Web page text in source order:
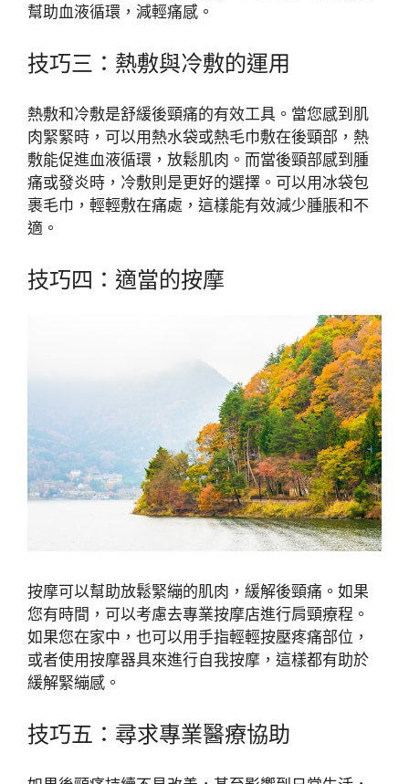
幫助血液循環，減輕痛感。
技巧三：熱敷與冷敷的運用
熱敷和冷敷是舒緩後頸痛的有效工具。當您感到肌
肉緊緊時，可以用熱水袋或熱毛巾敷在後頸部，熱
敷能促進血液循環，放鬆肌肉。而當後頸部感到腫
痛或發炎時，冷敷則是更好的選擇。可以用冰袋包
裹毛巾，輕輕敷在痛處，這樣能有效減少腫脹和不
適。
技巧四：適當的按摩
按摩可以幫助放鬆緊繃的肌肉，緩解後頸痛。如果
您有時間，可以考慮去專業按摩店進行肩頸療程。
如果您在家中，也可以用手指輕輕按壓疼痛部位，
或者使用按摩器具來進行自我按摩，這樣都有助於
緩解緊繃感。
技巧五：尋求專業醫療協助